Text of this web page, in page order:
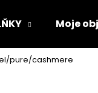
Moje
pure/cashmere
Co